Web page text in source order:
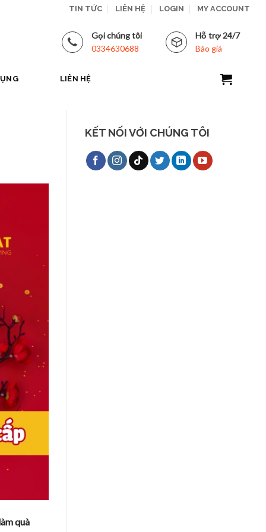
TIN TỨC LIÊN HỆ LOGIN MY ACCOUNT
Gọi chúng tôi
0334630688
Hỗ trợ 24/7
Báo giá
LIÊN HỆ
quà
KẾT NỐI VỚI CHÚNG TÔI